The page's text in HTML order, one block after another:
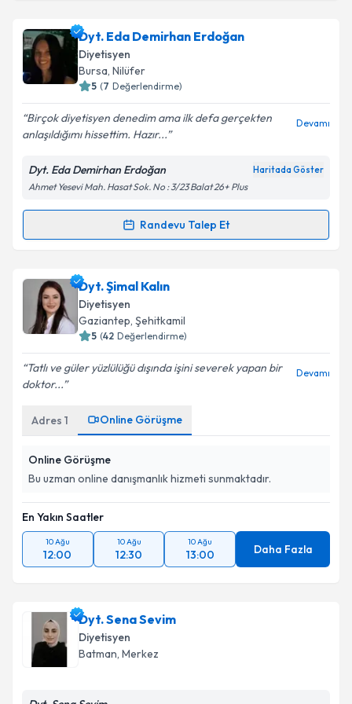
Takvim Talebini Gönder
Dyt. Seren Bekçiiçin randevu takvimi talebi
oluşturun. Size bu uzmandan randevu almanız için bir
takvim hazırlandığında e-posta ile bilgilendireceğiz.
Kişisel verilerimin işlenmesine ilişkin
Aydınlatma
Metni'ni okudum ve kişisel verilerimin belirtilen
kapsamda işlenmesini kabul ediyorum.
Dyt. Eda Demirhan Erdoğan
Diyetisyen
Bursa, Nilüfer
5 (7 Değerlendirme)
Birçok diyetisyen denedim ama ilk defa gerçekten
anlaşıldığımı hissettim. Hazır...
Devamı
Dyt. Eda Demirhan Erdoğan Haritada Göster
Ahmet Yesevi Mah. Hasat Sok. No : 3/23 Balat 26+ Plus
Randevu Talep Et
Randevu Takvimi Talebi
Dyt. Eda Demirhan Erdoğan
talebi oluşturun. Size bu uzmandan randevu almanız
için bir takvim hazırlandığında e-posta ile
bilgilendireceğiz.
E-posta Adresiniz
Kişisel verilerimin işlenmesine ilişkinAydınlatma
Metni'ni okudum ve kişisel verilerimin belirtilen
kapsamda işlenmesini kabul ediyorum.
Dyt. Şimal Kalın
Diyetisyen
Gaziantep, Şehitkamil
5 (42 Değerlendirme)
Tatlı ve güler yüzlülüğü dışında işini severek yapan bir
doktor...
Devamı
Adres 1 Online Görüşme
Online Görüşme
Bu uzman online danışmanlık hizmeti sunmaktadır.
En Yakın Saatler
10 Ağu
12:00
10 Ağu
12:30
10 Ağu
13:00 Daha Fazla
Dyt. Sena Sevim
Diyetisyen
Batman, Merkez